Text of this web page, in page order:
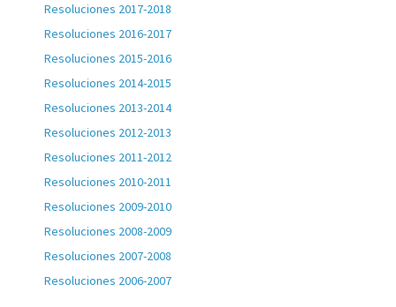
Resoluciones 2017-2018
Resoluciones 2016-2017
Resoluciones 2015-2016
Resoluciones 2014-2015
Resoluciones 2013-2014
Resoluciones 2012-2013
Resoluciones 2011-2012
Resoluciones 2010-2011
Resoluciones 2009-2010
Resoluciones 2008-2009
Resoluciones 2007-2008
Resoluciones 2006-2007